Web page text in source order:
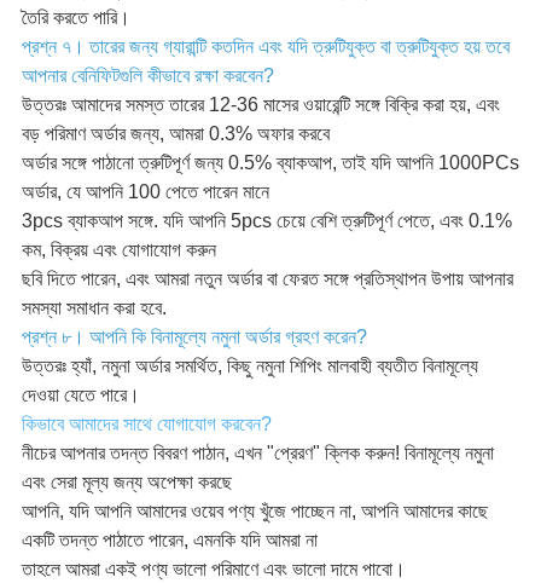
তৈরি করতে পারি।
প্রশ্ন ৭। তারের জন্য গ্যারান্টি কতদিন এবং যদি ত্রুটিযুক্ত বা ত্রুটিযুক্ত হয় তবে
আপনার বেনিফিটগুলি কীভাবে রক্ষা করবেন?
উত্তরঃ আমাদের সমস্ত তারের 12-36 মাসের ওয়ারেন্টি সঙ্গে বিক্রি করা হয়, এবং
বড় পরিমাণ অর্ডার জন্য, আমরা 0.3% অফার করবে
অর্ডার সঙ্গে পাঠানো ত্রুটিপূর্ণ জন্য 0.5% ব্যাকআপ, তাই যদি আপনি 1000PCs
অর্ডার, যে আপনি 100 পেতে পারেন মানে
3pcs ব্যাকআপ সঙ্গে. যদি আপনি 5pcs চেয়ে বেশি ত্রুটিপূর্ণ পেতে, এবং 0.1%
কম, বিক্রয় এবং যোগাযোগ করুন
ছবি দিতে পারেন, এবং আমরা নতুন অর্ডার বা ফেরত সঙ্গে প্রতিস্থাপন উপায় আপনার
সমস্যা সমাধান করা হবে.
প্রশ্ন ৮। আপনি কি বিনামূল্যে নমুনা অর্ডার গ্রহণ করেন?
উত্তরঃ হ্যাঁ, নমুনা অর্ডার সমর্থিত, কিছু নমুনা শিপিং মালবাহী ব্যতীত বিনামূল্যে
দেওয়া যেতে পারে।
কিভাবে আমাদের সাথে যোগাযোগ করবেন?
নীচের আপনার তদন্ত বিবরণ পাঠান, এখন "প্রেরণ" ক্লিক করুন! বিনামূল্যে নমুনা
এবং সেরা মূল্য জন্য অপেক্ষা করছে
আপনি, যদি আপনি আমাদের ওয়েব পণ্য খুঁজে পাচ্ছেন না, আপনি আমাদের কাছে
একটি তদন্ত পাঠাতে পারেন, এমনকি যদি আমরা না
তাহলে আমরা একই পণ্য ভালো পরিমাণে এবং ভালো দামে পাবো।